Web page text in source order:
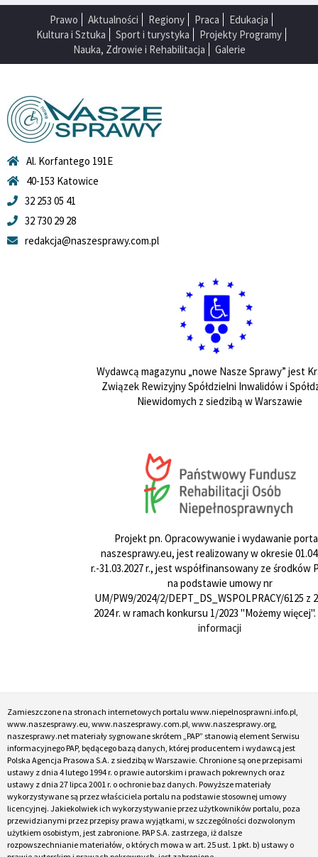
Prawo Aktualności Regiony Praca
Edukacja
Kultura i Sztuka
Sport i turystyka
Projekty Programy
Nauka, Zdrowie i Rehabilitacja
Galerie
Al. Korfantego 191E
40-153 Katowice
32 253 05 41
32 730 29 28
redakcja@naszesprawy.com.pl
Wydawcą magazynu „nowe Nasze Sprawy” jest
Związek Rewizyjny Spółdzielni Inwalidów i
Niewidomych z siedzibą w Warszawie
Projekt pn. Opracowywanie i wydawanie
naszesprawy.eu, jest realizowany w okresie
r.-31.03.2027 r., jest współfinansowany ze środków
na podstawie umowy nr
UM/PW9/2024/2/DEPT_DS_WSPOLPRACY/6125 z
2024 r. w ramach konkursu 1/2023 "Możemy więcej".
informacji
Zamieszczone na stronach internetowych portalu www.niepelnosprawni.info.pl,
www.naszesprawy.eu, www.naszesprawy.com.pl, www.naszesprawy.org,
naszesprawy.net materiały sygnowane skrótem „PAP” stanowią element Serwisu
informacyjnego PAP, będącego bazą danych, której producentem i wydawcą jest
Polska Agencja Prasowa S.A. z siedzibą w Warszawie. Chronione są one przepisami
ustawy z dnia 4 lutego 1994 r. o prawie autorskim i prawach pokrewnych oraz
ustawy z dnia 27 lipca 2001 r. o ochronie baz danych. Powyższe materiały
wykorzystywane są przez właściciela portalu na podstawie stosownej umowy
licencyjnej. Jakiekolwiek ich wykorzystywanie przez użytkowników portalu, poza
przewidzianymi przez przepisy prawa wyjątkami, w szczególności dozwolonym
użytkiem osobistym, jest zabronione. PAP S.A. zastrzega, iż dalsze
rozpowszechnianie materiałów, o których mowa w art. 25 ust. 1 pkt. b) ustawy o